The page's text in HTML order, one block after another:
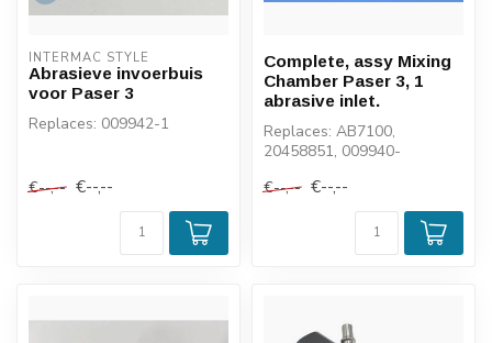
INTERMAC STYLE
Abrasieve invoerbuis
voor Paser 3
Replaces: 009942-1
€--,-- €--,--
Complete, assy Mixing
Chamber Paser 3, 1
abrasive inlet.
Replaces: AB7100,
20458851, 009940-
€--,-- €--,--